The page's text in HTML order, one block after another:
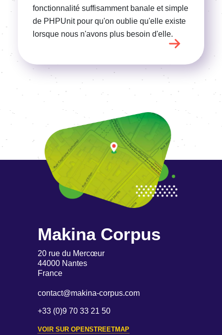
fonctionnalité suffisamment banale et simple
de PHPUnit pour qu'on oublie qu'elle existe
lorsque nous n'avons plus besoin d'elle.
Makina Corpus
20 rue du Mercœur
44000 Nantes
France
contact@makina-corpus.com
+33 (0)9 70 33 21 50
VOIR SUR OPENSTREETMAP